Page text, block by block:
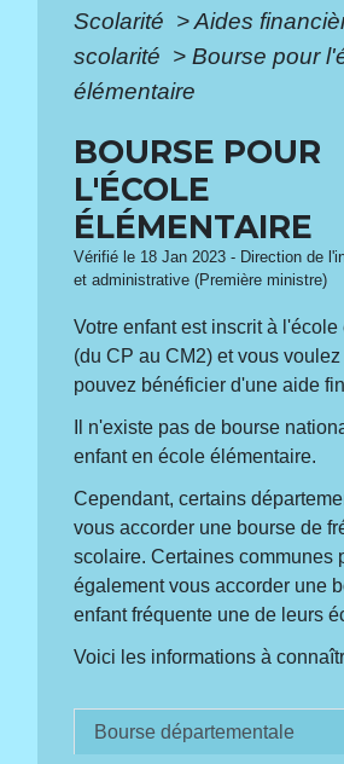
Scolarité >Aides
scolarité > Bourse pour
élémentaire
BOURSE POUR
L'ÉCOLE
ÉLÉMENTAIRE
Vérifié le 18 Jan 2023 - Direction de
et administrative (Première ministre)
Votre enfant est inscrit à
(du CP au CM2) et vous
pouvez bénéficier d'une aide
Il n'existe pas de bourse
enfant en école élémentaire.
Cependant, certains
vous accorder une bourse de
scolaire. Certaines communes
également vous accorder une
enfant fréquente une de leurs
Voici les informations à
Bourse départementale